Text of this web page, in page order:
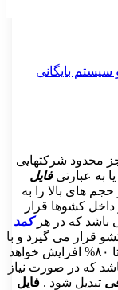
شرکتهایی
فایل
بالا را به
کشوها قرار
که در هرکمد
۱۳۲ عدد کشو قرار می گیرد و با
راهروهای ثابت به یک راهرو ظرفیت را تا ۸۰% افزایش خواهد
در صورت نیاز
شود .فایل